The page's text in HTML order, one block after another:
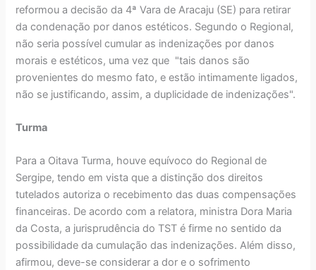
reformou a decisão da 4ª Vara de Aracaju (SE) para retirar
da condenação por danos estéticos. Segundo o Regional,
não seria possível cumular as indenizações por danos
morais e estéticos, uma vez que "tais danos são
provenientes do mesmo fato, e estão intimamente ligados,
não se justificando, assim, a duplicidade de indenizações".
Turma
Para a Oitava Turma, houve equívoco do Regional de
Sergipe, tendo em vista que a distinção dos direitos
tutelados autoriza o recebimento das duas compensações
financeiras. De acordo com a relatora, ministra Dora Maria
da Costa, a jurisprudência do TST é firme no sentido da
possibilidade da cumulação das indenizações. Além disso,
afirmou, deve-se considerar a dor e o sofrimento